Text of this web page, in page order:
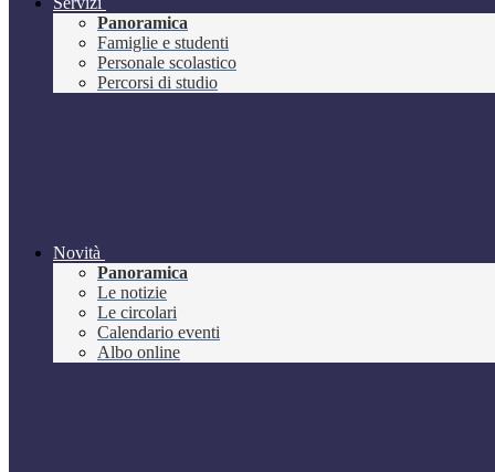
Panoramica
Famiglie e studenti
Personale scolastico
Percorsi di studio
Novità
Panoramica
Le notizie
Le circolari
Calendario eventi
Albo online